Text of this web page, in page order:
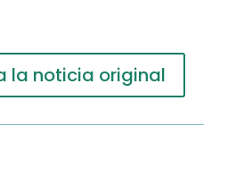
la noticia original